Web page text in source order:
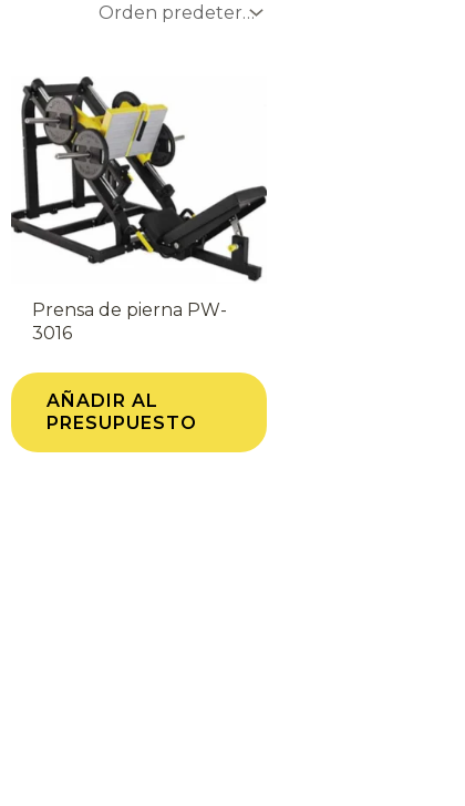
Prensa de pierna PW-
3016
AÑADIR AL
PRESUPUESTO